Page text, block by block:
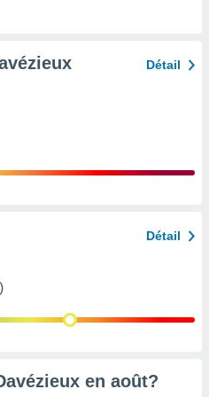
Détail
Détail
en août?